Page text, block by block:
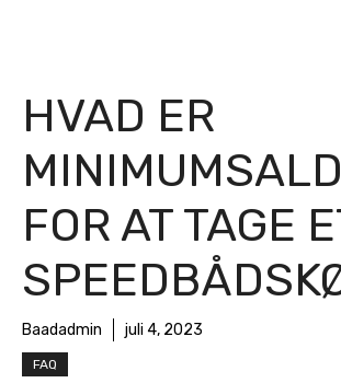
HVAD ER
FOR AT TAGE
Baadadmin juli 4, 2023
FAQ